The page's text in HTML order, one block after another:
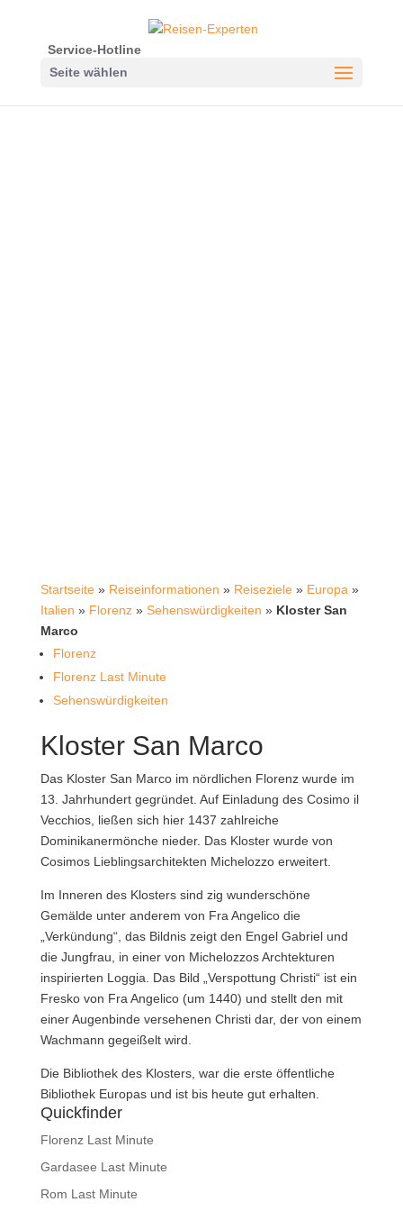
Service-Hotline
Seite wählen
Startseite» Reiseinformationen » Reiseziele» Europa »
Italien » Florenz» Sehenswürdigkeiten » Kloster San
Marco
Florenz
Florenz Last Minute
Sehenswürdigkeiten
Kloster San Marco
Das Kloster San Marco im nördlichen Florenz wurde im
13. Jahrhundert gegründet. Auf Einladung des Cosimo il
Vecchios, ließen sich hier 1437 zahlreiche
Dominikanermönche nieder. Das Kloster wurde von
Cosimos Lieblingsarchitekten Michelozzo erweitert.
Im Inneren des Klosters sind zig wunderschöne
Gemälde unter anderem von Fra Angelico die
„Verkündung“, das Bildnis zeigt den Engel Gabriel und
die Jungfrau, in einer von Michelozzos Archtekturen
inspirierten Loggia. Das Bild „Verspottung Christi“ ist ein
Fresko von Fra Angelico (um 1440) und stellt den mit
einer Augenbinde versehenen Christi dar, der von einem
Wachmann gegeißelt wird.
Die Bibliothek des Klosters, war die erste öffentliche
Bibliothek Europas und ist bis heute gut erhalten.
Quickfinder
Florenz Last Minute
Gardasee Last Minute
Rom Last Minute